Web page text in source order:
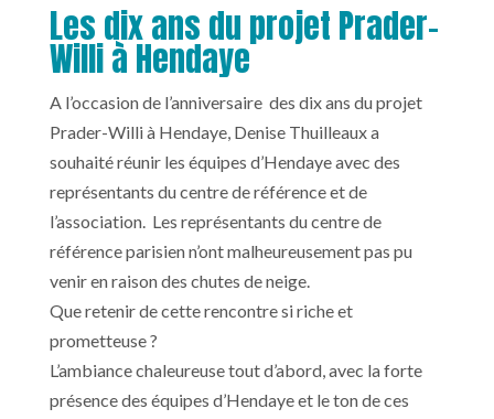
Les dix ans du projet Prader-
Willi à Hendaye
A l’occasion de l’anniversaire des dix ans du projet
Prader-Willi à Hendaye, Denise Thuilleaux a
souhaité réunir les équipes d’Hendaye avec des
représentants du centre de référence et de
l’association. Les représentants du centre de
référence parisien n’ont malheureusement pas pu
venir en raison des chutes de neige.
Que retenir de cette rencontre si riche et
prometteuse ?
L’ambiance chaleureuse tout d’abord, avec la forte
présence des équipes d’Hendaye et le ton de ces